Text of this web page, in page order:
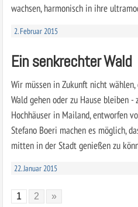
wachsen, harmonisch in ihre
2. Februar 2015
Ein senkrechter Wald
Wir müssen in Zukunft nicht
Wald gehen oder zu Hause bleiben -
Hochhäuser in Mailand, entworfen
Stefano Boeri machen es möglich,
mitten in der Stadt genießen zu
22. Januar 2015
1 2 »